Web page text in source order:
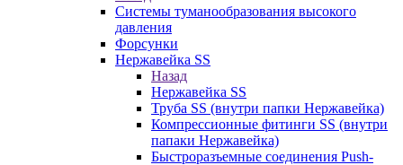
Системы туманообразования высокого
давления
Форсунки
Нержавейка SS
Назад
Нержавейка SS
Труба SS (внутри папки Нержавейка)
Компрессионные фитинги SS (внутри
папаки Нержавейка)
Быстроразъемные соединения Push-